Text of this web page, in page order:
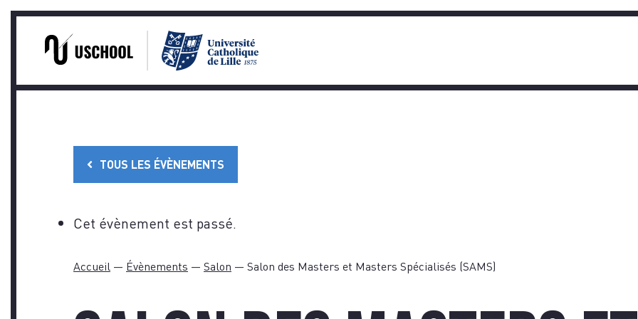
TOUS LES ÉVÈNEMENTS
Cet évènement est passé.
Accueil — Évènements — Salon — Salon des Masters et Masters Spécialisés (SAMS)